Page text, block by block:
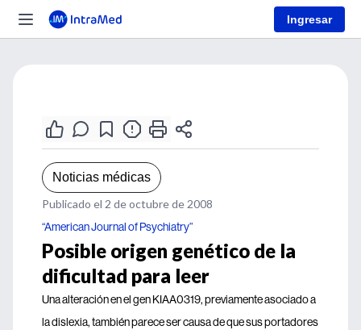
Ingresar
Noticias médicas
Publicado el 2 de octubre de 2008
“American Journal of Psychiatry”
Posible origen genético de la
dificultad para leer
Una alteración en el gen KIAA0319, previamente asociado a
la dislexia, también parece ser causa de que sus portadores